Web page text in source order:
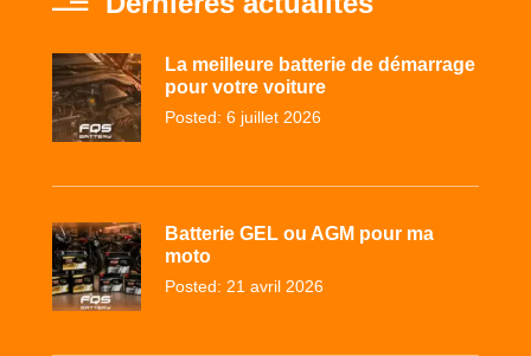
La meilleure batterie de démarrage
pour votre voiture
Posted: 6 juillet 2026
Batterie GEL ou AGM pour ma
moto
Posted: 21 avril 2026